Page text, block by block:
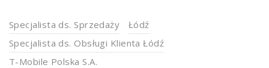
Specjalista ds. Sprzedaży
Łódź
Specjalista ds. Obsługi Klienta Łódź
T-Mobile Polska S.A.